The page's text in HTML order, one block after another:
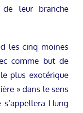
de leur branche
les cinq moines
comme but de
plus exotérique
» dans le sens
Hung